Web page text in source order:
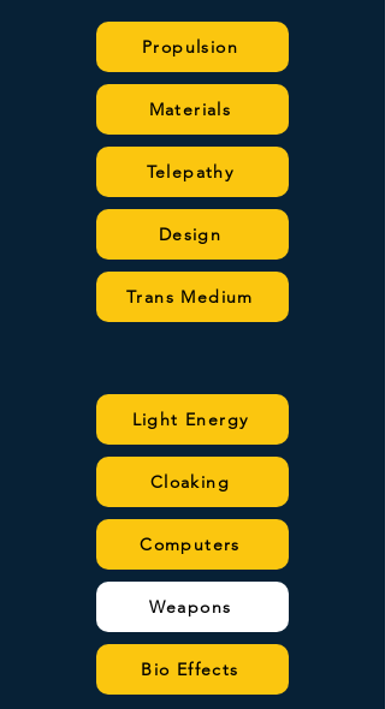
Propulsion
Materials
Telepathy
Design
Trans Medium
Light Energy
Cloaking
Computers
Weapons
Bio Effects